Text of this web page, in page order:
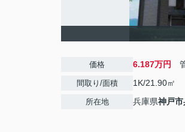
価格 6.187万円
間取り/面積 1K/21.90㎡
所在地 兵庫県神戸